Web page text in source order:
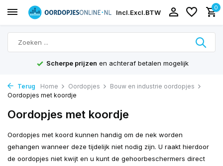
Incl.Excl.BTW
0
Scherpe prijzen en achteraf betalen mogelijk
Terug Home Oordopjes
Bouw en industrie oordopjes
Oordopjes met koordje
Oordopjes met koordje
Oordopjes met koord kunnen handig om de nek worden
gehangen wanneer deze tijdelijk niet nodig zijn. U raakt hierdoor
de oordopjes niet kwijt en u kunt de gehoorbeschermers direct